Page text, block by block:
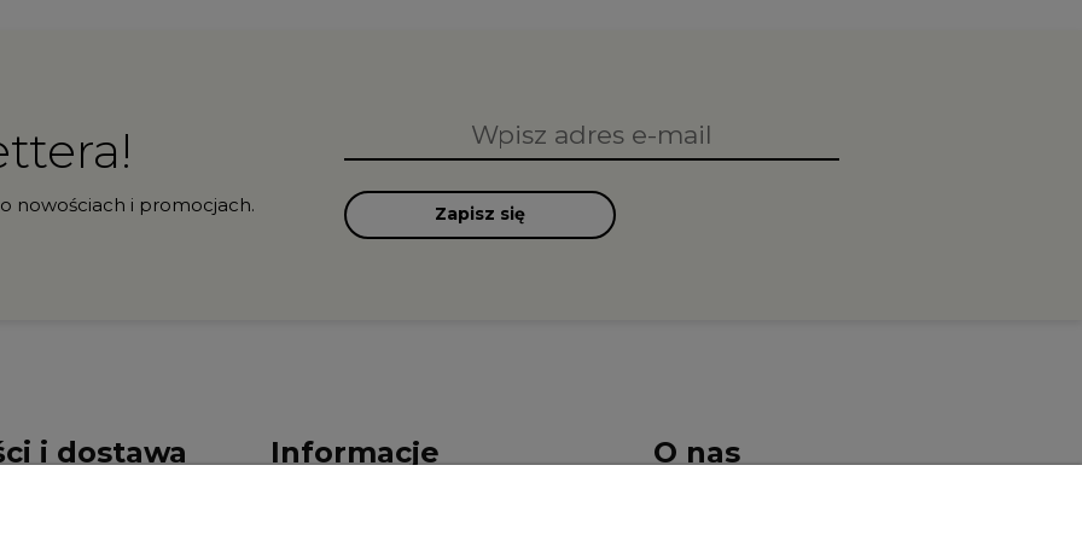
nowościach i promocjach. Zapisz się
i dostawa Informacje O nas